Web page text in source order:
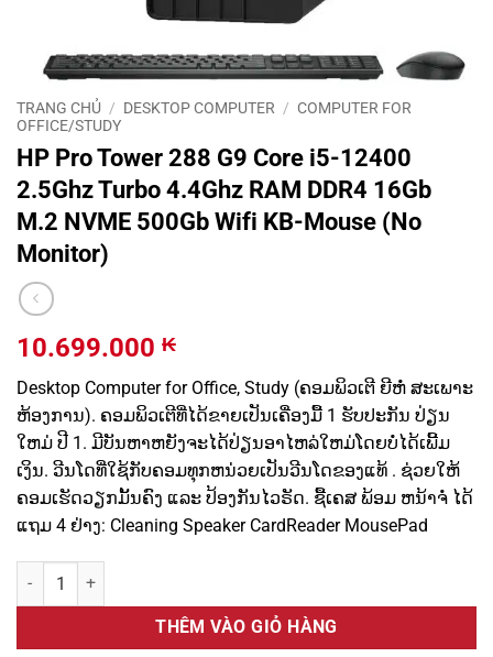
TRANG CHỦ / DESKTOP COMPUTER / COMPUTER FOR
OFFICE/STUDY
HP Pro Tower 288 G9 Core i5-12400
2.5Ghz Turbo 4.4Ghz RAM DDR4 16Gb
M.2 NVME 500Gb Wifi KB-Mouse (No
Monitor)
10.699.000 ₭
Desktop Computer for Office, Study (ຄອມພິວເຕີ ຍີຫໍ່ ສະເພາະ
ຫ້ອງການ). ຄອມພິວເຕີທີ່ໄດ້ຂາຍເປັນເຄື່ອງມື້ 1 ຮັບປະກັນ ປ່ຽນ
ໃຫມ່ ປີ 1. ມີບັນຫາຫຍັງຈະໄດ້ປ່ຽນອາໄຫລ່ໃຫມ່ໂດຍບໍ່ໄດ້ເພີ້ມ
ເງິນ. ວີນໂດທີ່ໃຊ້ກັບຄອມທຸກຫນ່ວຍເປັນວີນໂດຂອງແທ້ . ຊ່ວຍໃຫ້
ຄອມເຮັດວຽກມັ້ນຄົງ ແລະ ປ້ອງກັນໄວຣັດ. ຊື້ເຄສ ພ້ອມ ຫນ້າຈໍ່ ໄດ້
ແຖມ 4 ຢ່າງ: Cleaning Speaker CardReader MousePad
HP Pro Tower 288 G9 Core i5-12400 2.5Ghz Turbo 4.4Ghz RAM
THÊM VÀO GIỎ HÀNG